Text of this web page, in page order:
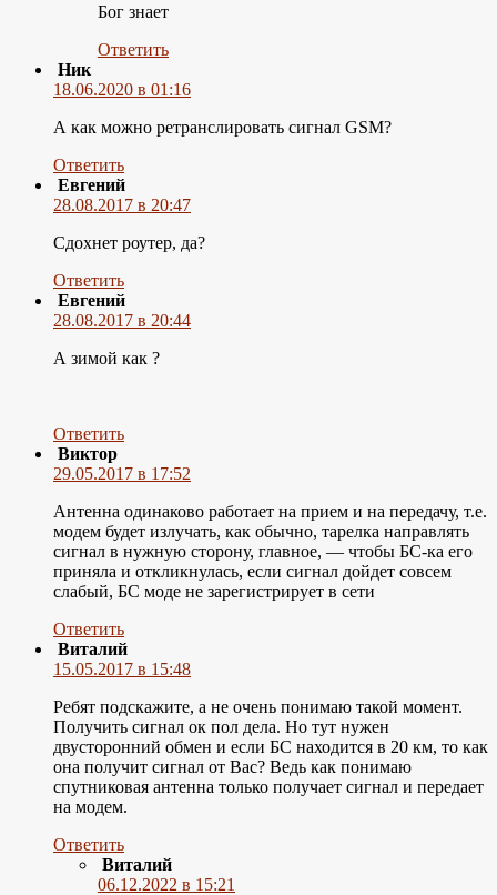
Бог знает
Ответить
Ник
18.06.2020 в 01:16
А как можно ретранслировать сигнал GSM?
Ответить
Евгений
28.08.2017 в 20:47
Сдохнет роутер, да?
Ответить
Евгений
28.08.2017 в 20:44
А зимой как ?
Ответить
Виктор
29.05.2017 в 17:52
Антенна одинаково работает на прием и на передачу, т.е.
модем будет излучать, как обычно, тарелка направлять
сигнал в нужную сторону, главное, — чтобы БС-ка его
приняла и откликнулась, если сигнал дойдет совсем
слабый, БС моде не зарегистрирует в сети
Ответить
Виталий
15.05.2017 в 15:48
Ребят подскажите, а не очень понимаю такой момент.
Получить сигнал ок пол дела. Но тут нужен
двусторонний обмен и если БС находится в 20 км, то как
она получит сигнал от Вас? Ведь как понимаю
спутниковая антенна только получает сигнал и передает
на модем.
Ответить
Виталий
06.12.2022 в 15:21